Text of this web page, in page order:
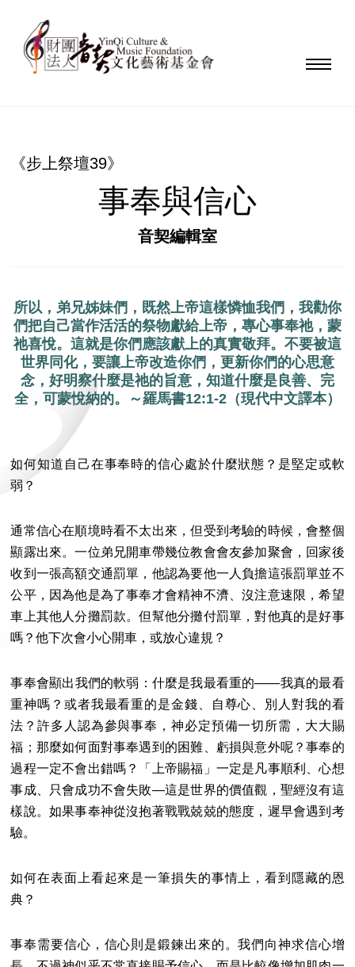
《步上祭壇39》
事奉與信心
音契編輯室
所以，弟兄姊妹們，既然上帝這樣憐恤我們，我勸你
們把自己當作活活的祭物獻給上帝，專心事奉祂，蒙
祂喜悅。這就是你們應該獻上的真實敬拜。不要被這
世界同化，要讓上帝改造你們，更新你們的心思意
念，好明察什麼是祂的旨意，知道什麼是良善、完
全，可蒙悅納的。～羅馬書12:1-2（現代中文譯本）
如何知道自己在事奉時的信心處於什麼狀態？是堅定或軟
弱？
通常信心在順境時看不太出來，但受到考驗的時候，會整個
顯露出來。一位弟兄開車帶幾位教會會友參加聚會，回家後
收到一張高額交通罰單，他認為要他一人負擔這張罰單並不
公平，因為他是為了事奉才會精神不濟、沒注意速限，希望
車上其他人分攤罰款。但幫他分攤付罰單，對他真的是好事
嗎？他下次會小心開車，或放心違規？
事奉會顯出我們的軟弱：什麼是我最看重的——我真的最看
重神嗎？或者我最看重的是金錢、自尊心、別人對我的看
法？許多人認為參與事奉，神必定預備一切所需，大大賜
福；那麼如何面對事奉遇到的困難、虧損與意外呢？事奉的
過程一定不會出錯嗎？「上帝賜福」一定是凡事順利、心想
事成、只會成功不會失敗—這是世界的價值觀，聖經沒有這
樣說。如果事奉神從沒抱著戰戰兢兢的態度，遲早會遇到考
驗。
如何在表面上看起來是一筆損失的事情上，看到隱藏的恩
典？
事奉需要信心，信心則是鍛鍊出來的。我們向神求信心增